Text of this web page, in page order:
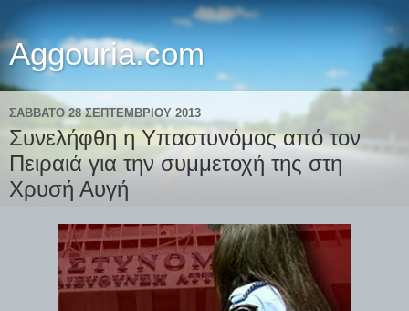
Aggouria.com
ΣΆΒΒΑΤΟ 28 ΣΕΠΤΕΜΒΡΊΟΥ 2013
Συνελήφθη η Υπαστυνόμος από τον
Πειραιά για την συμμετοχή της στη
Χρυσή Αυγή